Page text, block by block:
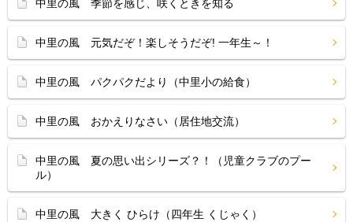
中里の風 季節を感じ、咲くときを知る
中里の風 元気だぞ！楽しそうだぞ! 一年生～！
中里の風 パクパクだより（中里小の給食）
中里の風 おかえりなさい（居住地交流）
中里の風 夏の思い出シリーズ？！（児童クラブのプー
ル）
中里の風 大きく ひらけ（四年生 くじゃく）